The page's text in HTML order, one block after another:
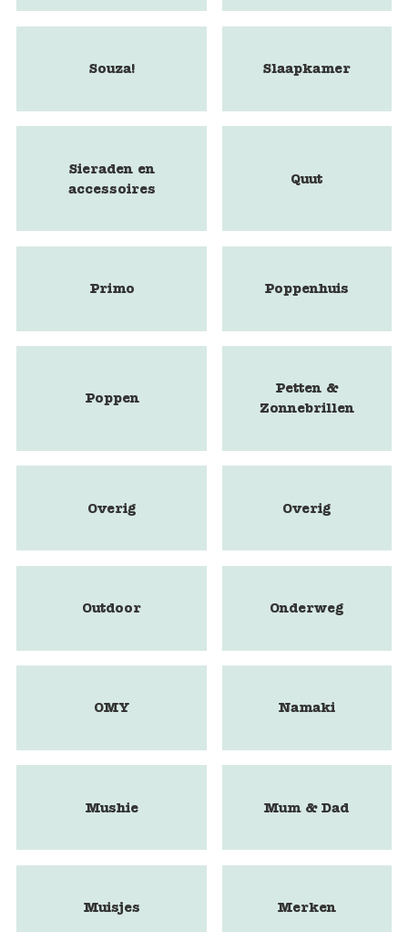
Souza! Slaapkamer
Sieraden en
accessoires
Quut
Primo Poppenhuis
Poppen
Petten &
Zonnebrillen
Overig Overig
Outdoor Onderweg
OMY Namaki
Mushie Mum & Dad
Muisjes Merken